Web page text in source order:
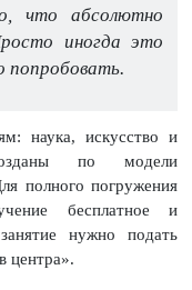
что абсолютно
иногда это
попробовать.
наука, искусство и
по модели
полного погружения
бесплатное и
нужно подать
центра».